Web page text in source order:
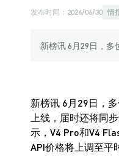
发布时间： 2026/06/30 情
新榜讯 6月29日，多
新榜讯 6月29日，
上线，届时还将同
示，V4 Pro和V4
API价格将上调至平